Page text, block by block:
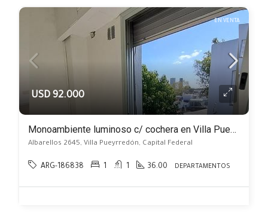
EN VENTA
USD 92.000
Monoambiente luminoso c/ cochera en Villa Pueyrredón
Albarellos 2645, Villa Pueyrredón, Capital Federal
ARG-186838 1 1 36.00 DEPARTAMENTOS